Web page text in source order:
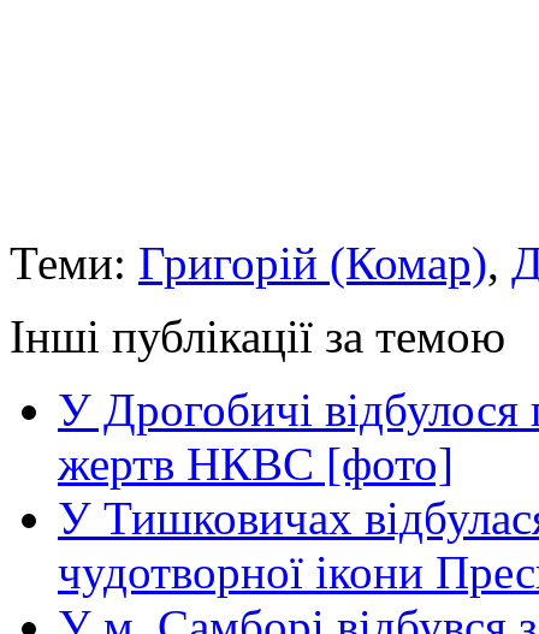
Теми: Григорій (Комар),
Інші публікації за темою
У Дрогобичі відбулося
жертв НКВС [фото]
У Тишковичах
чудотворної ікони